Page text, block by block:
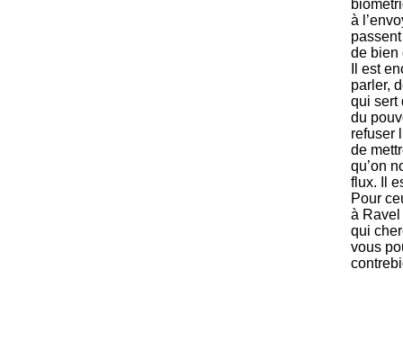
à
de bien
Il est
parler,
qui sert
du
refuser
de
qu’on
flux. Il
Pour
à Ravel
qui
vous